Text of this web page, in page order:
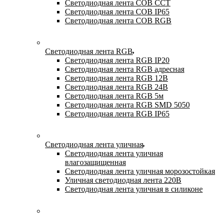
Светодиодная лента COB CCT
Светодиодная лента COB IP65
Светодиодная лента COB RGB
Светодиодная лента RGB
Светодиодная лента RGB IP20
Светодиодная лента RGB адресная
Светодиодная лента RGB 12В
Светодиодная лента RGB 24В
Светодиодная лента RGB 5м
Светодиодная лента RGB SMD 5050
Светодиодная лента RGB IP65
Светодиодная лента уличная
Светодиодная лента уличная
влагозащищенная
Светодиодная лента уличная морозостойкая
Уличная светодиодная лента 220В
Светодиодная лента уличная в силиконе